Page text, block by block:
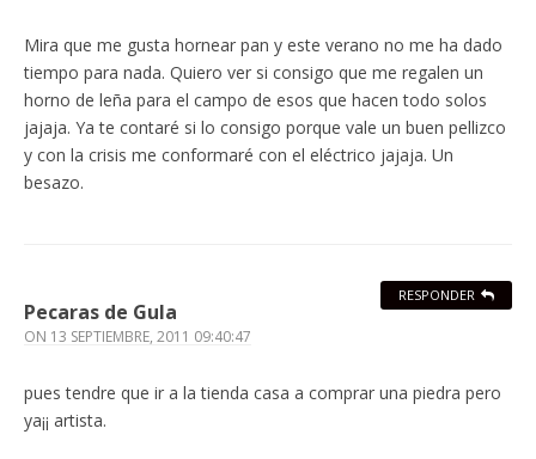
Mira que me gusta hornear pan y este verano no me ha dado
tiempo para nada. Quiero ver si consigo que me regalen un
horno de leña para el campo de esos que hacen todo solos
jajaja. Ya te contaré si lo consigo porque vale un buen pellizco
y con la crisis me conformaré con el eléctrico jajaja. Un
besazo.
Pecaras de Gula
ON 13 SEPTIEMBRE, 2011 09:40:47
pues tendre que ir a la tienda casa a comprar una piedra pero
ya¡¡ artista.
RESPONDER